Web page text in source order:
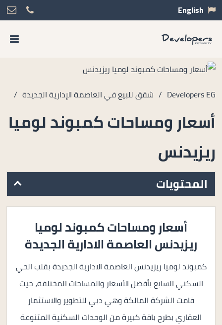
English
Developers EG
/ شقق للبيع في العاصمة الإدارية الجديدة /
أسعار ومساحات كمبوند لوميا
ريزيدنس
المحتويات
أسعار ومساحات كمبوند لوميا
ريزيدنس العاصمة الادارية الجديدة
كمبوند لوميا ريزيدنس العاصمة الادارية الجديدة بقلب الحي
السكني السابع بأفضل الأسعار والمساحات المختلفة، حيث
قامت الشركة المالكة وهي دبي للتطوير والاستثمار
العقاري بطرح باقة كبيرة من الوحدات السكنية المتنوعة